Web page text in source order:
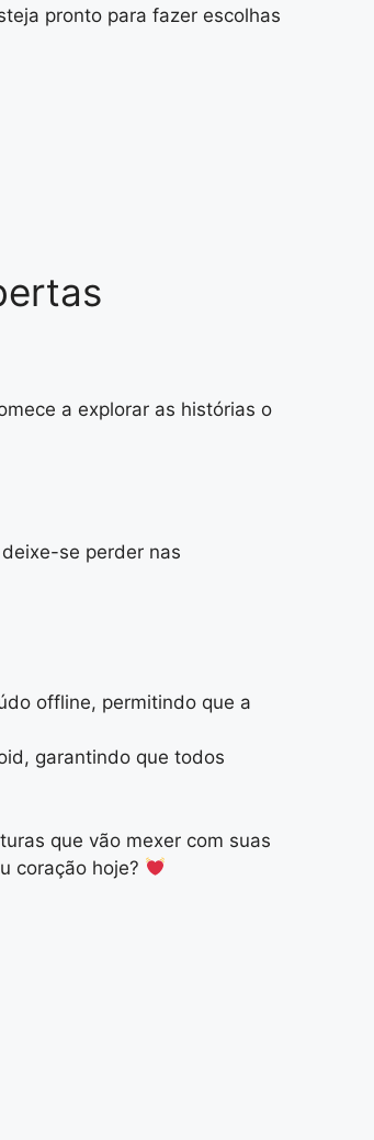
pronto para fazer escolhas
a explorar as histórias o
se perder nas
offline, permitindo que a
garantindo que todos
que vão mexer com suas
coração hoje?